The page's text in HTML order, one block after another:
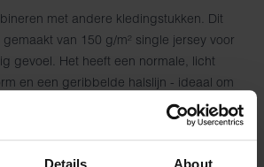
Details About
met andere kledingstukken. Dit
gemaakt van 150 g/m² single jersey voor
gevoel. Het heeft een normale, licht
en een geribbelde halslijn - ideaal om